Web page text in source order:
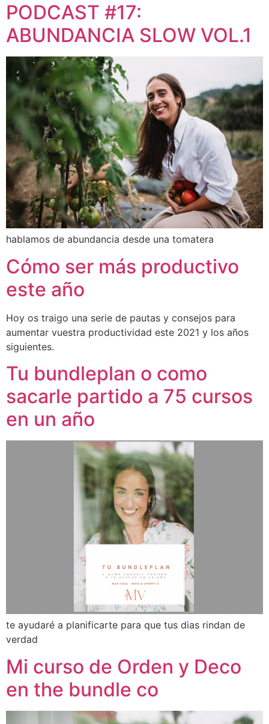
PODCAST #17:
ABUNDANCIA SLOW VOL.1
hablamos de abundancia desde una tomatera
Cómo ser más productivo
este año
Hoy os traigo una serie de pautas y consejos para
aumentar vuestra productividad este 2021 y los años
siguientes.
Tu bundleplan o como
sacarle partido a 75 cursos
en un año
te ayudaré a planificarte para que tus dias rindan de
verdad
Mi curso de Orden y Deco
en the bundle co